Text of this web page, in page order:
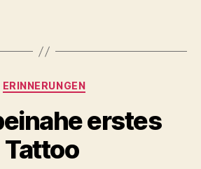
–
2025“
Kategorien
ERINNERUNGEN
erstes
Tattoo